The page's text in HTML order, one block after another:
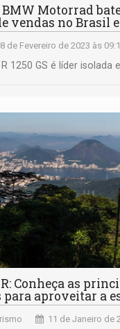
BMW Motorrad
vendas no Brasil
de Fevereiro de 2023 às
1250 GS é líder isolada
Conheça as
aproveitar a
11 de Janeiro de